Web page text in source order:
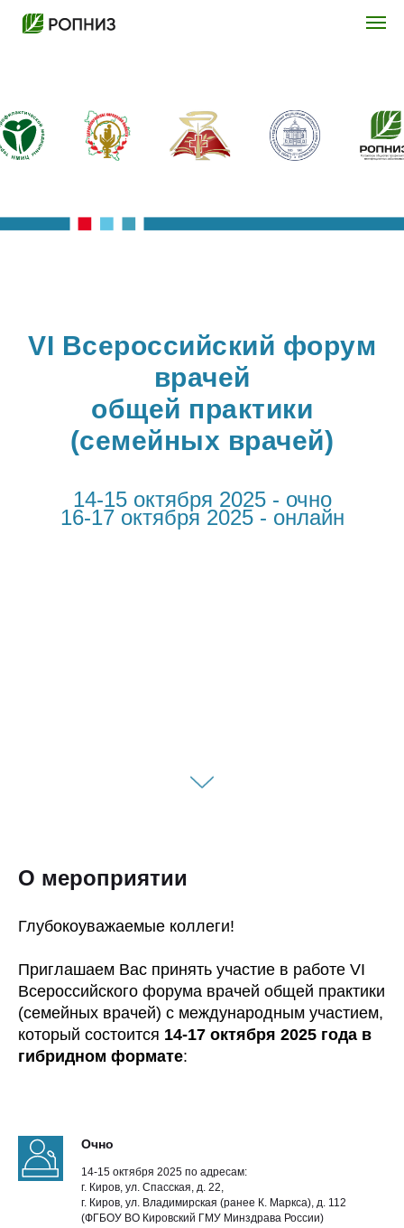
VI Всероссийский форум
врачей
общей практики
(семейных врачей)
14-15 октября 2025 - очно
16-17 октября 2025 - онлайн
О мероприятии
Глубокоуважаемые коллеги!
Приглашаем Вас принять участие в работе VI
Всероссийского форума врачей общей практики
(семейных врачей) с международным участием,
который состоится 14-17 октября 2025 года в
гибридном формате:
Очно
14-15 октября 2025 по адресам:
г. Киров, ул. Спасская, д. 22,
г. Киров, ул. Владимирская (ранее К. Маркса), д. 112
(ФГБОУ ВО Кировский ГМУ Минздрава России)